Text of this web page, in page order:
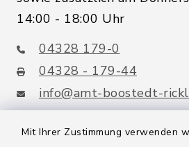
Mit Ihrer Zustimmung verwenden
14:00 - 18:00 Uhr
04328 179-0
04328 - 179-44
info@amt-boostedt-